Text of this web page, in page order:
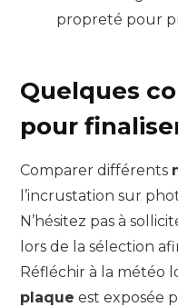
propreté pour
Quelques
pour
Comparer différents
l’incrustation sur
N’hésitez pas à
lors de la sélection
Réfléchir à la météo
plaque est exposée